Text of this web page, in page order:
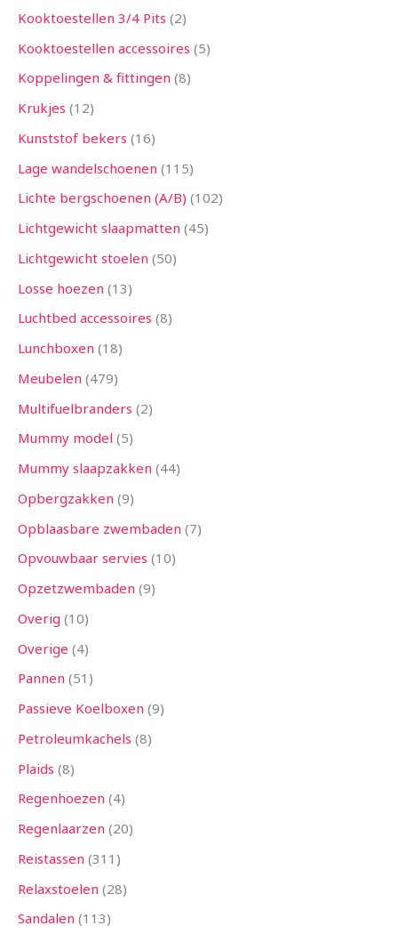
Kooktoestellen 3/4 Pits 2
Kooktoestellen accessoires 5
Koppelingen & fittingen 8
Krukjes 12
Kunststof bekers 16
Lage wandelschoenen 115
Lichte bergschoenen (A/B) 102
Lichtgewicht slaapmatten 45
Lichtgewicht stoelen 50
Losse hoezen 13
Luchtbed accessoires 8
Lunchboxen 18
Meubelen 479
Multifuelbranders 2
Mummy model 5
Mummy slaapzakken 44
Opbergzakken 9
Opblaasbare zwembaden 7
Opvouwbaar servies 10
Opzetzwembaden 9
Overig 10
Overige 4
Pannen 51
Passieve Koelboxen 9
Petroleumkachels 8
Plaids 8
Regenhoezen 4
Regenlaarzen 20
Reistassen 311
Relaxstoelen 28
Sandalen 113